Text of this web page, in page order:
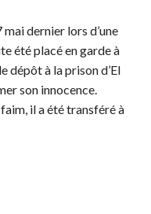
dernier lors d’une
été placé en garde à
dépôt à la prison d’El
son innocence.
il a été transféré à